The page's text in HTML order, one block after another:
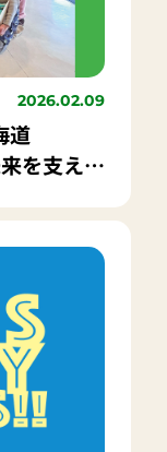
2026.02.09
道
を支える